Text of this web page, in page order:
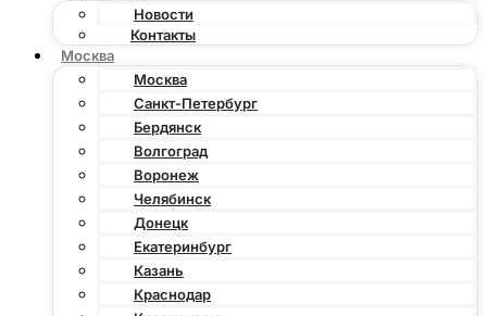
Новости
Контакты
Москва
Москва
Санкт-Петербург
Бердянск
Волгоград
Воронеж
Челябинск
Донецк
Екатеринбург
Казань
Краснодар